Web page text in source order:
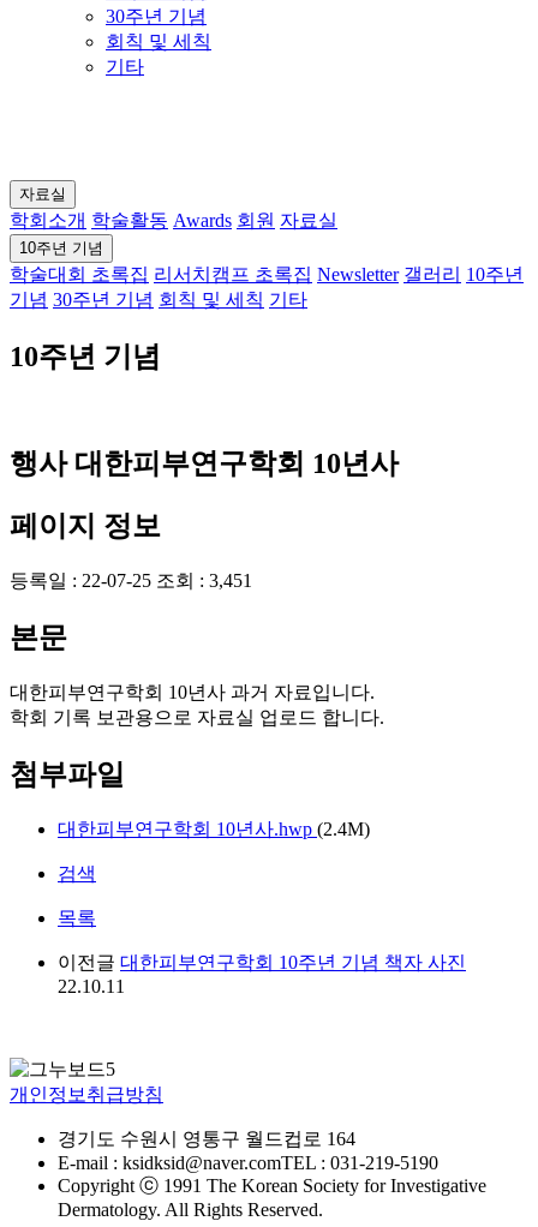
30주년 기념
회칙 및 세칙
기타
자료실
학회소개 학술활동 Awards 회원 자료실
10주년 기념
학술대회 초록집 리서치캠프 초록집 Newsletter 갤러리 10주년
기념 30주년 기념 회칙 및 세칙 기타
10주년 기념
행사 대한피부연구학회 10년사
페이지 정보
등록일 : 22-07-25 조회 : 3,451
본문
대한피부연구학회 10년사 과거 자료입니다.
학회 기록 보관용으로 자료실 업로드 합니다.
첨부파일
대한피부연구학회 10년사.hwp (2.4M)
검색
목록
이전글 대한피부연구학회 10주년 기념 책자 사진
22.10.11
개인정보취급방침
경기도 수원시 영통구 월드컵로 164
E-mail : ksidksid@naver.comTEL : 031-219-5190
Copyright ⓒ 1991 The Korean Society for Investigative
Dermatology. All Rights Reserved.